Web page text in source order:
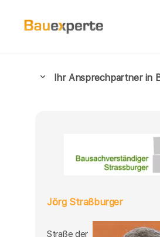
Ihr Ansprechpartner in
Jörg Straßburger
Straße der